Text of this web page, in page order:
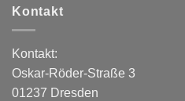
Kontakt
Kontakt:
Oskar-Röder-Straße 3
01237 Dresden